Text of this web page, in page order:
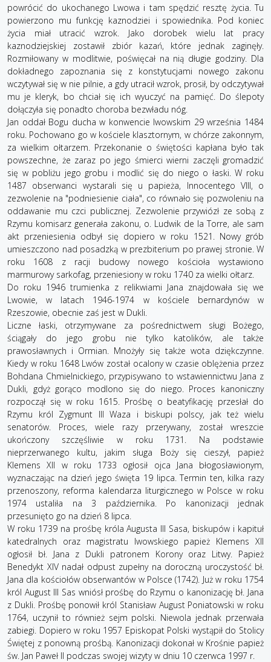
powrócić do ukochanego Lwowa i tam spędzić resztę życia. Tu
powierzono mu funkcję kaznodziei i spowiednika. Pod koniec
życia miał utracić wzrok. Jako dorobek wielu lat pracy
kaznodziejskiej zostawił zbiór kazań, które jednak zaginęły.
Rozmiłowany w modlitwie, poświęcał na nią długie godziny. Dla
dokładnego zapoznania się z konstytucjami nowego zakonu
wczytywał się w nie pilnie, a gdy utracił wzrok, prosił, by odczytywał
mu je kleryk, bo chciał się ich wyuczyć na pamięć. Do ślepoty
dołączyła się ponadto choroba bezwładu nóg.
Jan oddał Bogu ducha w konwencie lwowskim 29 września 1484
roku. Pochowano go w kościele klasztornym, w chórze zakonnym,
za wielkim ołtarzem. Przekonanie o świętości kapłana było tak
powszechne, że zaraz po jego śmierci wierni zaczęli gromadzić
się w pobliżu jego grobu i modlić się do niego o łaski. W roku
1487 obserwanci wystarali się u papieża, Innocentego VIII, o
zezwolenie na "podniesienie ciała", co równało się pozwoleniu na
oddawanie mu czci publicznej. Zezwolenie przywiózł ze sobą z
Rzymu komisarz generała zakonu, o. Ludwik de la Torre, ale sam
akt przeniesienia odbył się dopiero w roku 1521. Nowy grób
umieszczono nad posadzką w prezbiterium po prawej stronie. W
roku 1608 z racji budowy nowego kościoła wystawiono
marmurowy sarkofag, przeniesiony w roku 1740 za wielki ołtarz.
Do roku 1946 trumienka z relikwiami Jana znajdowała się we
Lwowie, w latach 1946-1974 w kościele bernardynów w
Rzeszowie, obecnie zaś jest w Dukli.
Liczne łaski, otrzymywane za pośrednictwem sługi Bożego,
ściągały do jego grobu nie tylko katolików, ale także
prawosławnych i Ormian. Mnożyły się także wota dziękczynne.
Kiedy w roku 1648 Lwów został ocalony w czasie oblężenia przez
Bohdana Chmielnickiego, przypisywano to wstawiennictwu Jana z
Dukli, gdyż gorąco modlono się do niego. Proces kanoniczny
rozpoczął się w roku 1615. Prośbę o beatyfikację przesłał do
Rzymu król Zygmunt III Waza i biskupi polscy, jak też wielu
senatorów. Proces, wiele razy przerywany, został wreszcie
ukończony szczęśliwie w roku 1731. Na podstawie
nieprzerwanego kultu, jakim sługa Boży się cieszył, papież
Klemens XII w roku 1733 ogłosił ojca Jana błogosławionym,
wyznaczając na dzień jego święta 19 lipca. Termin ten, kilka razy
przenoszony, reforma kalendarza liturgicznego w Polsce w roku
1974 ustaliła na 3 października. Po kanonizacji jednak
przesunięto go na dzień 8 lipca.
W roku 1739 na prośbę króla Augusta III Sasa, biskupów i kapituł
katedralnych oraz magistratu lwowskiego papież Klemens XII
ogłosił bł. Jana z Dukli patronem Korony oraz Litwy. Papież
Benedykt XIV nadał odpust zupełny na doroczną uroczystość bł.
Jana dla kościołów obserwantów w Polsce (1742). Już w roku 1754
król August III Sas wniósł prośbę do Rzymu o kanonizację bł. Jana
z Dukli. Prośbę ponowił król Stanisław August Poniatowski w roku
1764, uczynił to również sejm polski. Niewola jednak przerwała
zabiegi. Dopiero w roku 1957 Episkopat Polski wystąpił do Stolicy
Świętej z ponowną prośbą. Kanonizacji dokonał w Krośnie papież
św. Jan Paweł II podczas swojej wizyty w dniu 10 czerwca 1997 r.